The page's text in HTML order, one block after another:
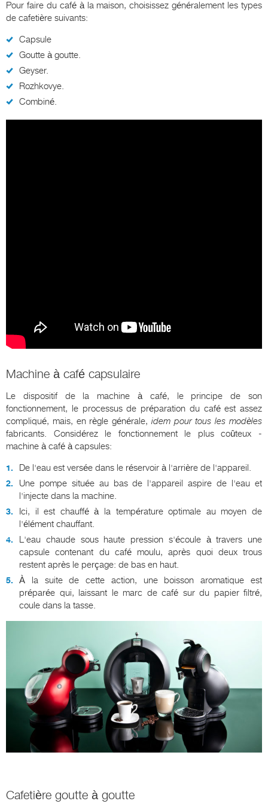
Pour faire du café à la maison, choisissez généralement les types
de cafetière suivants:
Capsule
Goutte à goutte.
Geyser.
Rozhkovye.
Combiné.
Machine à café capsulaire
Le dispositif de la machine à café, le principe de son
fonctionnement, le processus de préparation du café est assez
compliqué, mais, en règle générale, idem pour tous les modèles
fabricants. Considérez le fonctionnement le plus coûteux -
machine à café à capsules:
De l'eau est versée dans le réservoir à l'arrière de l'appareil.
Une pompe située au bas de l'appareil aspire de l'eau et
l'injecte dans la machine.
Ici, il est chauffé à la température optimale au moyen de
l'élément chauffant.
L'eau chaude sous haute pression s'écoule à travers une
capsule contenant du café moulu, après quoi deux trous
restent après le perçage: de bas en haut.
À la suite de cette action, une boisson aromatique est
préparée qui, laissant le marc de café sur du papier filtré,
coule dans la tasse.
Cafetière goutte à goutte